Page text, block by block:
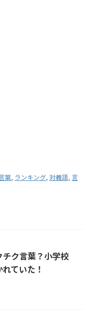
葉, ランキング, 対義語, 言
チク言葉？小学校
ていた！